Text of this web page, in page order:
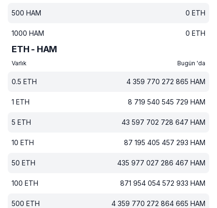
500 HAM 0 ETH
1000 HAM 0 ETH
ETH - HAM
Varlık Bugün 'da
0.5 ETH 4 359 770 272 865 HAM
1 ETH 8 719 540 545 729 HAM
5 ETH 43 597 702 728 647 HAM
10 ETH 87 195 405 457 293 HAM
50 ETH 435 977 027 286 467 HAM
100 ETH 871 954 054 572 933 HAM
500 ETH 4 359 770 272 864 665 HAM